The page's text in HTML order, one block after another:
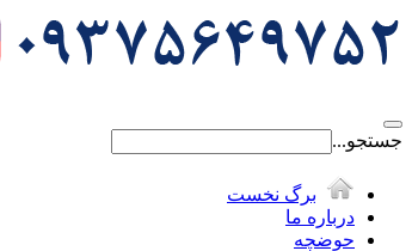
جستجو...
برگ نخست
درباره ما
حوضچه